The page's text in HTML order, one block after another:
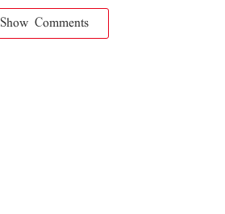
Show Comments